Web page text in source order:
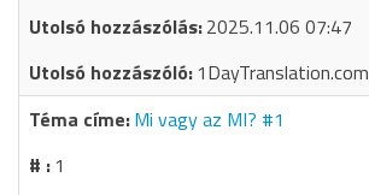
2025.11.06 07:47
1DayTranslation.com
Mi vagy az MI? #1
1